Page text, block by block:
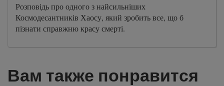
Розповідь про одного з найсильніших
Космодесантників Хаосу, який зробить все, що б
пізнати справжню красу смерті.
Вам также понравится